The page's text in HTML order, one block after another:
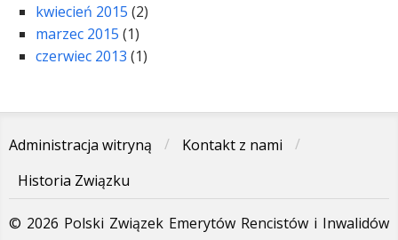
kwiecień 2015 (2)
marzec 2015 (1)
czerwiec 2013 (1)
Administracja witryną
Kontakt z nami
Historia Związku
© 2026 Polski Związek Emerytów Rencistów i Inwalidów